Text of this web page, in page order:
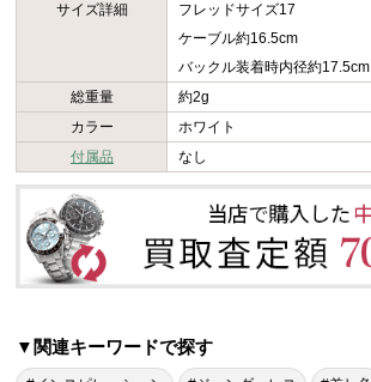
サイズ詳細
フレッドサイズ17
ケーブル約16.5cm
バックル装着時内径約17.5cm
総重量
約2g
カラー
ホワイト
付属品
なし
▼関連キーワードで探す